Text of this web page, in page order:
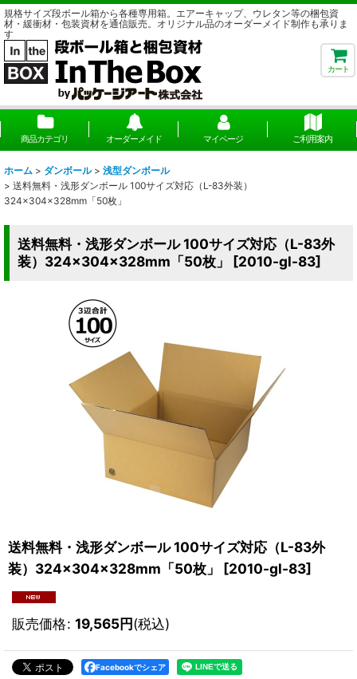
規格サイズ段ボール箱から各種専用箱。エアーキャップ、ウレタン等の梱包資
材・緩衝材・包装資材を通信販売。オリジナル品のオーダーメイド制作も承りま
す
カート
商品カテゴリ オーダーメイド マイページ ご利用案内
ホーム > ダンボール > 浅型ダンボール
> 送料無料・浅形ダンボール 100サイズ対応（L-83外装）
324×304×328mm「50枚」
送料無料・浅形ダンボール 100サイズ対応（L-83外
装）324×304×328mm「50枚」
[2010-gl-83]
送料無料・浅形ダンボール 100サイズ対応（L-83外
装）324×304×328mm「50枚」
[2010-gl-83]
販売価格: 19,565円(税込)
Facebookでシェア